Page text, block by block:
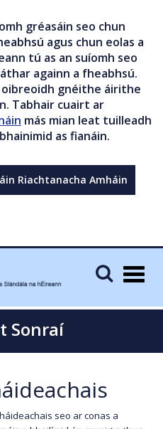
gréasáin seo chun
agus chun eolas a
tú as an suíomh seo
againn a fheabhsú.
gnéithe áirithe
Tabhair cuairt ar
más mian leat tuilleadh
as fianáin.
Riachtanacha Amháin
Sonraí
seo ar conas a